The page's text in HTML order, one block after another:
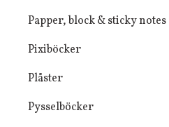
Papper, block & sticky notes
Pixiböcker
Plåster
Pysselböcker